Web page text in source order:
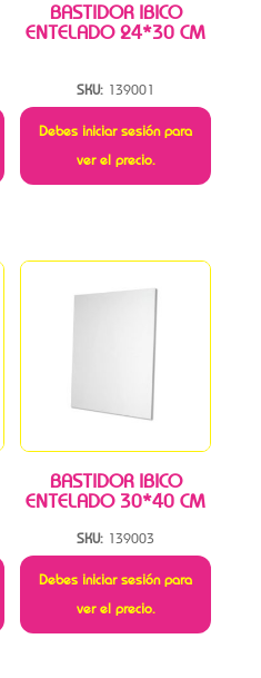
BASTIDOR IBICO
ENTELADO 24*30 CM
SKU: 139001
Debes iniciar sesión para
ver el precio.
BASTIDOR IBICO
ENTELADO 30*40 CM
SKU: 139003
Debes iniciar sesión para
ver el precio.